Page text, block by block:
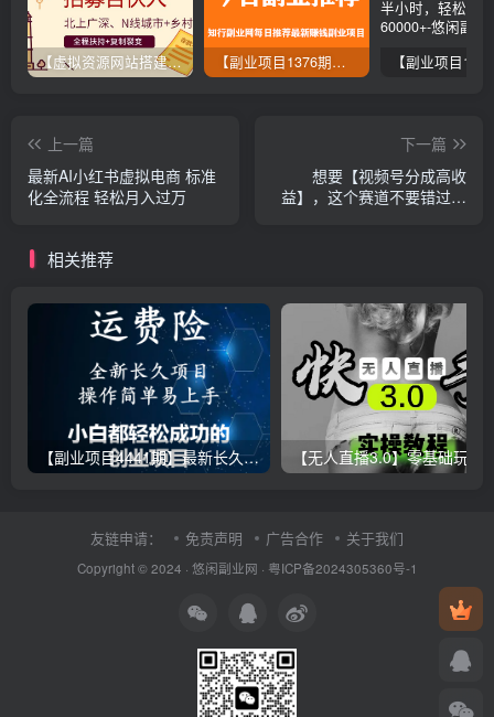
【虚拟资源网站搭建服务】加盟本站系统，做一个和本站一样的独立网站，躺赚的项目 【副业项目1376期】龟课最新闲鱼项目玩法实战教程_全新升级月收益几千到几万
上一篇
最新AI小红书虚拟电商 标准
化全流程 轻松月入过万
下一篇
想要【视频号分成高收
益】，这个赛道不要错过，
相关推荐
【副业项目4441期】最新长久稳定暴利项目，运费险全新玩法，日赚1000（包含详细教程，全程指导）
友链申请： 免责声明 广告合作 关于我们
Copyright © 2024 · 悠闲副业网 · 粤ICP备2024305360号-1